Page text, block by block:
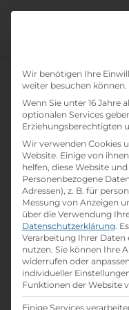
Home»
folderBranche:
Maschinen / Kfz /
infoGründungsjahr
1887
Wir benötigen Ihre
weiter besuchen können.
Wenn Sie unter 16 Jahre
optionalen Services
Erziehungsberechtigten
Wir verwenden Cookies
Website. Einige von
helfen, diese Website
Personenbezogene
Adressen), z. B. für
Messung von Anzeigen
über die Verwendung
Datenschutzerklärung.
Verarbeitung Ihrer Daten
nutzen. Sie können Ihre
widerrufen oder
individueller
Funktionen der Website
Einige Services